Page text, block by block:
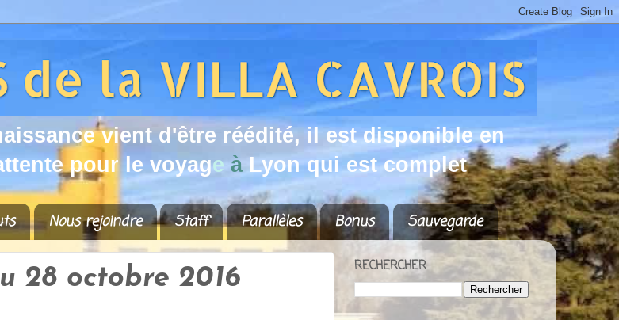
aissance vient d'être rééd ité, il est disponible en
ttente pour e voyage à Lyon qui est complet
Nous rejoindre Staff Parallèles Bonus Sauvegarde
28 octobre 2016 RECHERCHER